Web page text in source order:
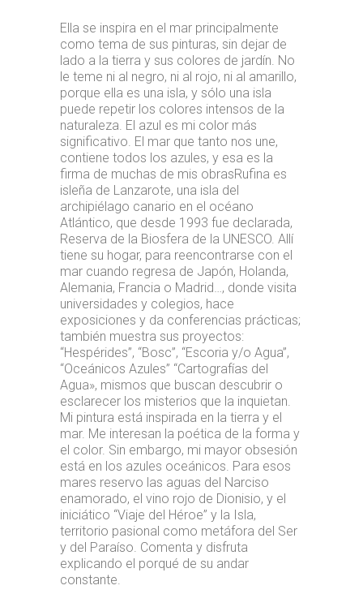
Ella se inspira en el mar principalmente
como tema de sus pinturas, sin dejar de
lado a la tierra y sus colores de jardín. No
le teme ni al negro, ni al rojo, ni al amarillo,
porque ella es una isla, y sólo una isla
puede repetir los colores intensos de la
naturaleza. El azul es mi color más
significativo. El mar que tanto nos une,
contiene todos los azules, y esa es la
firma de muchas de mis obrasRufina es
isleña de Lanzarote, una isla del
archipiélago canario en el océano
Atlántico, que desde 1993 fue declarada,
Reserva de la Biosfera de la UNESCO. Allí
tiene su hogar, para reencontrarse con el
mar cuando regresa de Japón, Holanda,
Alemania, Francia o Madrid…, donde visita
universidades y colegios, hace
exposiciones y da conferencias prácticas;
también muestra sus proyectos:
“Hespérides”, “Bosc”, “Escoria y/o Agua”,
“Oceánicos Azules” “Cartografías del
Agua», mismos que buscan descubrir o
esclarecer los misterios que la inquietan.
Mi pintura está inspirada en la tierra y el
mar. Me interesan la poética de la forma y
el color. Sin embargo, mi mayor obsesión
está en los azules oceánicos. Para esos
mares reservo las aguas del Narciso
enamorado, el vino rojo de Dionisio, y el
iniciático “Viaje del Héroe” y la Isla,
territorio pasional como metáfora del Ser
y del Paraíso. Comenta y disfruta
explicando el porqué de su andar
constante.